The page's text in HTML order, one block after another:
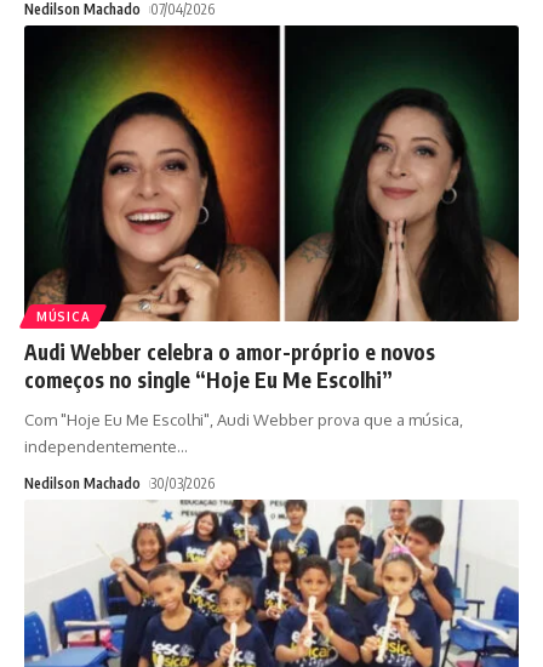
Nedilson Machado 07/04/2026
MÚSICA
Audi Webber celebra o amor-próprio e novos
começos no single “Hoje Eu Me Escolhi”
Com "Hoje Eu Me Escolhi", Audi Webber prova que a música,
independentemente…
Nedilson Machado 30/03/2026